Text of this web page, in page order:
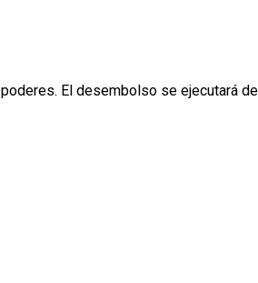
El desembolso se ejecutará de